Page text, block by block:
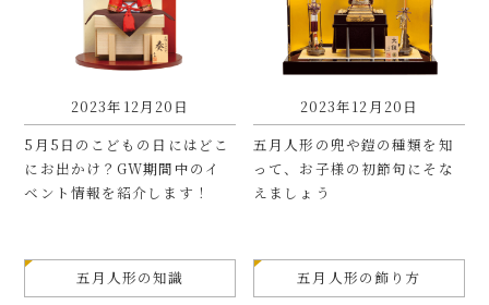
2023年12月20日
5月5日のこどもの日にはどこ
にお出かけ？GW期間中のイ
ベント情報を紹介します！
2023年12月20日
五月人形の兜や鎧の種類を知
って、お子様の初節句にそな
えましょう
五月人形の知識 五月人形の飾り方